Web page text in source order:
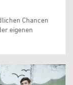
Chancen
eigenen